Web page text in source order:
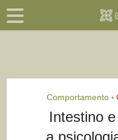
Comportamento •
Intestino
a